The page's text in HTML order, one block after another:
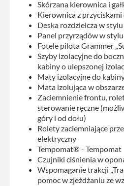
Skórzana kierownica i
Kierownica z przyciskami
Deska rozdzielcza w
Panel przyrządów w
Fotele pilota Grammer
Szyby izolacyjne do
kabiny o ulepszonej
Maty izolacyjne do
Mata izolująca w
Zaciemnienie frontu,
sterowanie ręczne
góry i od dołu)
Rolety zaciemniające
elektryczny
Tempomat® - Tempomat
Czujniki ciśnienia w
Wspomaganie trakcji
pomoc w zjeżdżaniu ze